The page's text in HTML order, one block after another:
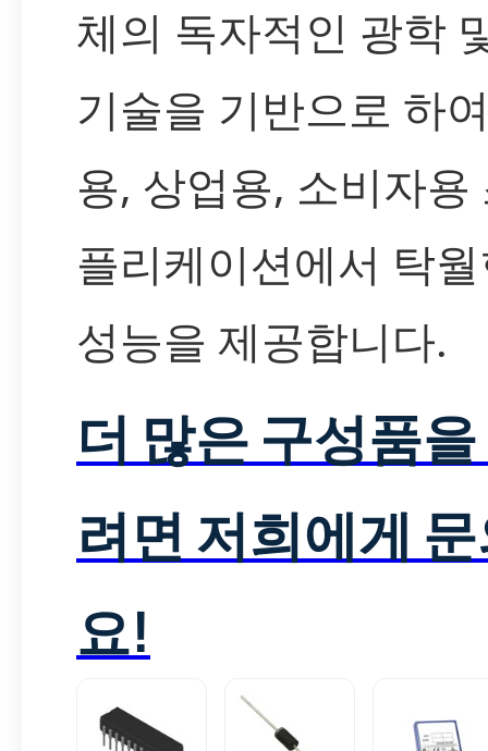
체의 독자적인 광학
기술을 기반으로 하
용, 상업용, 소비자용
플리케이션에서 탁
성능을 제공합니다.
더 많은 구성품
려면 저희에게
요!